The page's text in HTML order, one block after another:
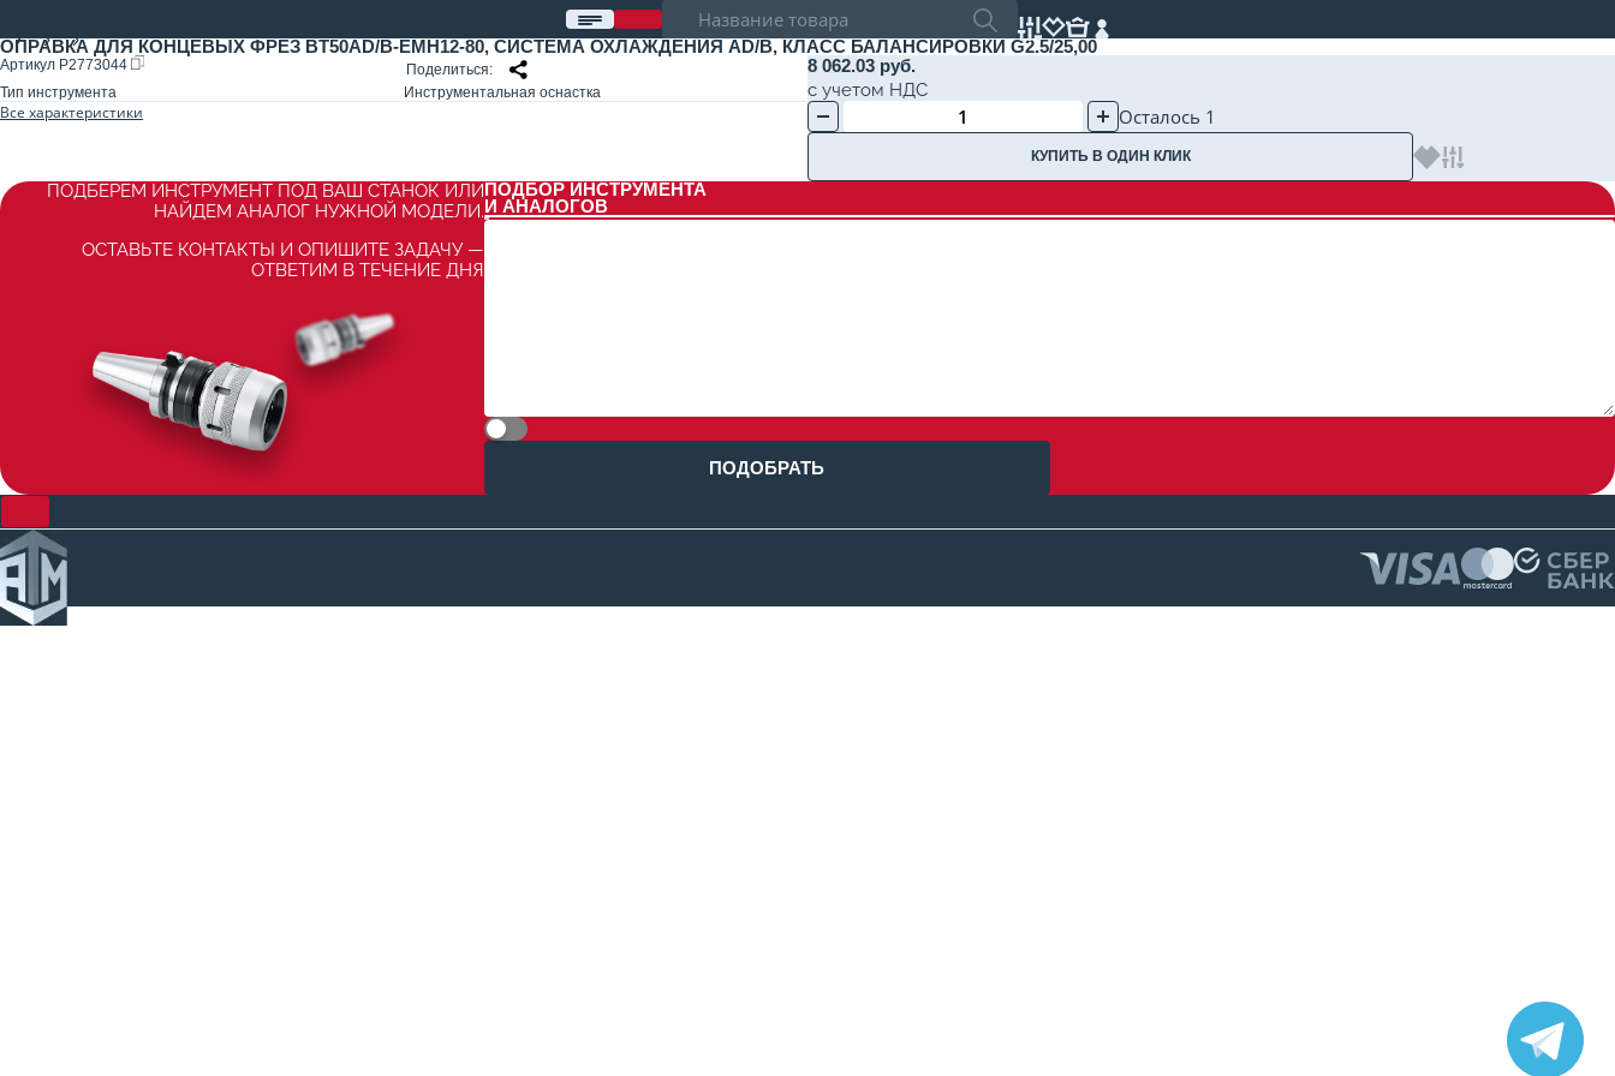
ОПРАВКА ДЛЯ КОНЦЕВЫХ ФРЕЗ BT50AD/B-EMH12-80, СИСТЕМА ОХЛАЖДЕНИЯ AD/B, КЛАСС БАЛАНСИРОВКИ G2.5/25,00
Артикул P2773044
Поделиться
Тип инструмента
Инструментальная оснастка
Все характеристики
8 062.03 руб.
с учетом НДС
Осталось 1
КУПИТЬ В ОДИН КЛИК
ПОДБЕРЕМ ИНСТРУМЕНТ ПОД ВАШ СТАНОК ИЛИ
НАЙДЕМ АНАЛОГ НУЖНОЙ МОДЕЛИ.
ОСТАВЬТЕ КОНТАКТЫ И ОПИШИТЕ ЗАДАЧУ —
ОТВЕТИМ В ТЕЧЕНИЕ ДНЯ
ПОДБОР ИНСТРУМЕНТА
И АНАЛОГОВ
ПОДОБРАТЬ